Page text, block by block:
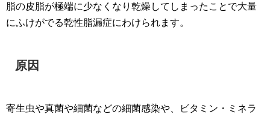
脂の皮脂が極端に少なくなり乾燥してしまったことで大量
にふけがでる乾性脂漏症にわけられます。
原因
寄生虫や真菌や細菌などの細菌感染や、ビタミン・ミネラ